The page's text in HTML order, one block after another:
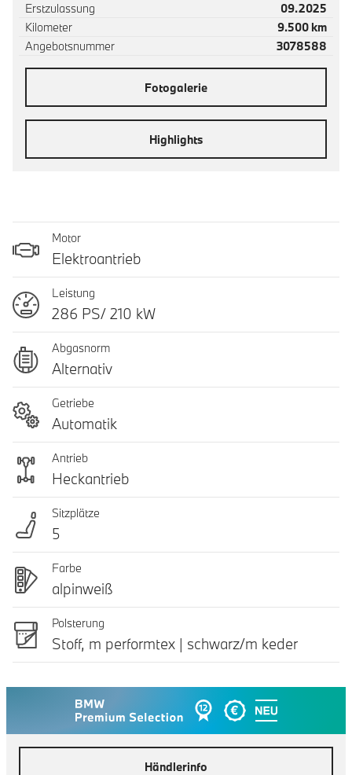
Erstzulassung
09.2025
Kilometer
9.500 km
Angebotsnummer
3078588
Fotogalerie
Highlights
Motor
Elektroantrieb
Leistung
286 PS/ 210 kW
Abgasnorm
Alternativ
Getriebe
Automatik
Antrieb
Heckantrieb
Sitzplätze
5
Farbe
alpinweiß
Polsterung
Stoff, m performtex | schwarz/m keder
Händlerinfo